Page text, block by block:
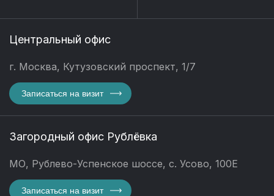
Центральный офис
г. Москва, Кутузовский проспект, 1/7
Записаться на визит
Загородный офис Рублёвка
МО, Рублево-Успенское шоссе, с. Усово, 100Е
Записаться на визит